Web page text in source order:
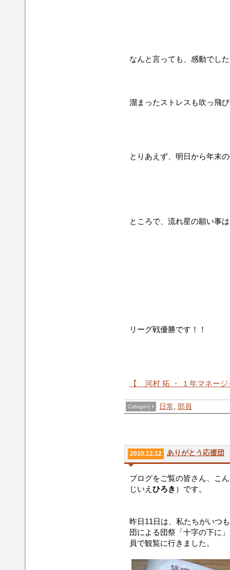
なんと言っても、感動でし
溜まったストレスも吹っ飛
とりあえず、明日から年末
ところで、流れ星の願い事
リーグ戦優勝です！！
【 河村 拓 ・ １年マネー
日常 , 部員
2010.12.12 ありがとう応援団
ブログをご覧の皆さん、こ
じいえ ひろき ）です。
昨日11日は、私たちがいつ
団による団祭「十字の下に
員で観覧に行きました。